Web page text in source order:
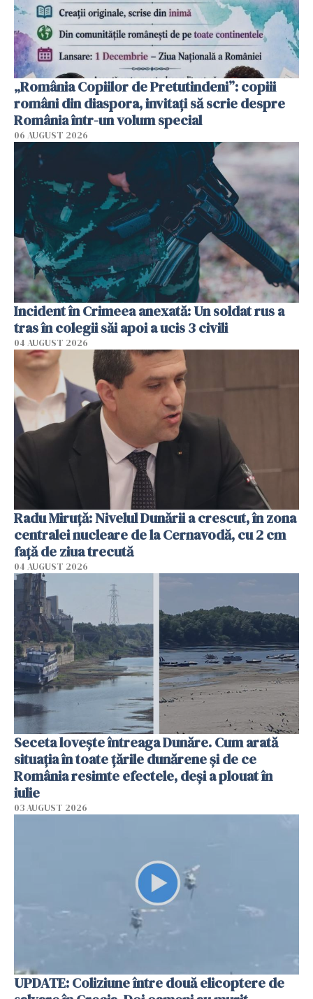
„România Copiilor de Pretutindeni”: copiii
români din diaspora, invitați să scrie despre
România într-un volum special
06 AUGUST 2026
Incident în Crimeea anexată: Un soldat rus a
tras în colegii săi apoi a ucis 3 civili
04 AUGUST 2026
Radu Miruţă: Nivelul Dunării a crescut, în zona
centralei nucleare de la Cernavodă, cu 2 cm
faţă de ziua trecută
04 AUGUST 2026
Seceta lovește întreaga Dunăre. Cum arată
situația în toate țările dunărene și de ce
România resimte efectele, deși a plouat în
iulie
03 AUGUST 2026
UPDATE: Coliziune între două elicoptere de